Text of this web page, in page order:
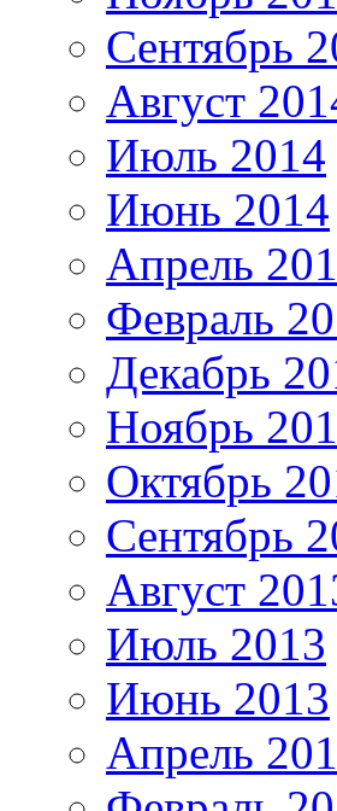
Сентябрь
Август
Июль 2014
Июнь 2014
Апрель
Февраль
Декабрь
Ноябрь
Октябрь
Сентябрь
Август
Июль 2013
Июнь 2013
Апрель